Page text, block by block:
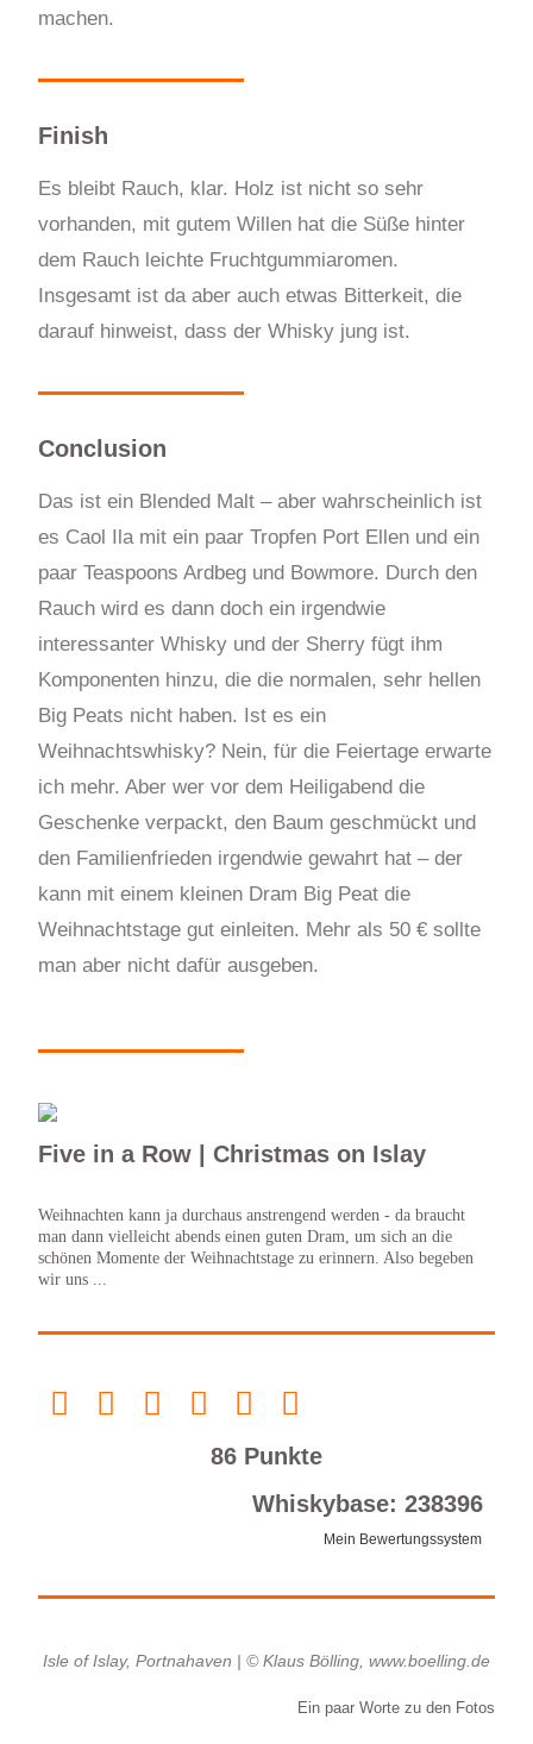
machen.
Finish
Es bleibt Rauch, klar. Holz ist nicht so sehr
vorhanden, mit gutem Willen hat die Süße hinter
dem Rauch leichte Fruchtgummiaromen.
Insgesamt ist da aber auch etwas Bitterkeit, die
darauf hinweist, dass der Whisky jung ist.
Conclusion
Das ist ein Blended Malt – aber wahrscheinlich ist
es Caol Ila mit ein paar Tropfen Port Ellen und ein
paar Teaspoons Ardbeg und Bowmore. Durch den
Rauch wird es dann doch ein irgendwie
interessanter Whisky und der Sherry fügt ihm
Komponenten hinzu, die die normalen, sehr hellen
Big Peats nicht haben. Ist es ein
Weihnachtswhisky? Nein, für die Feiertage erwarte
ich mehr. Aber wer vor dem Heiligabend die
Geschenke verpackt, den Baum geschmückt und
den Familienfrieden irgendwie gewahrt hat – der
kann mit einem kleinen Dram Big Peat die
Weihnachtstage gut einleiten. Mehr als 50 € sollte
man aber nicht dafür ausgeben.
Five in a Row | Christmas on Islay
Weihnachten kann ja durchaus anstrengend werden - da braucht
man dann vielleicht abends einen guten Dram, um sich an die
schönen Momente der Weihnachtstage zu erinnern. Also begeben
wir uns ...
86 Punkte
Whiskybase: 238396
Mein Bewertungssystem
Isle of Islay, Portnahaven | © Klaus Bölling, www.boelling.de
Ein paar Worte zu den Fotos